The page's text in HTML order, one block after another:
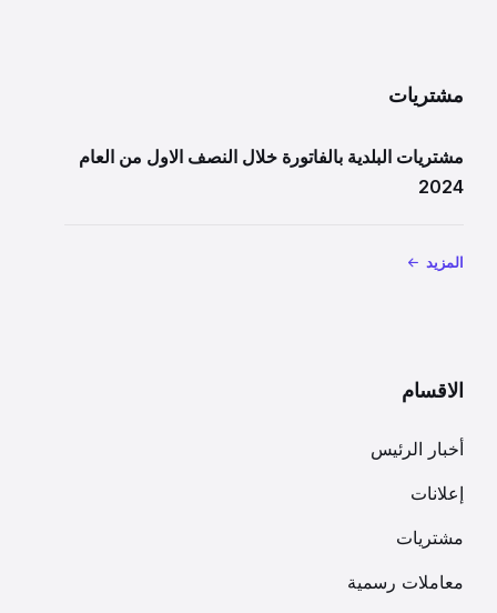
مشتريات
مشتريات البلدية بالفاتورة خلال النصف الاول من العام
2024
المزيد
الاقسام
أخبار الرئيس
إعلانات
مشتريات
معاملات رسمية